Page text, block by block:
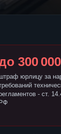
300
юрлицу за
- ст.
РФ